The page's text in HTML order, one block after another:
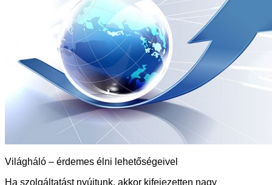
Világháló – érdemes élni lehetőségeivel
Ha szolgáltatást nyújtunk, akkor kifejezetten nagy